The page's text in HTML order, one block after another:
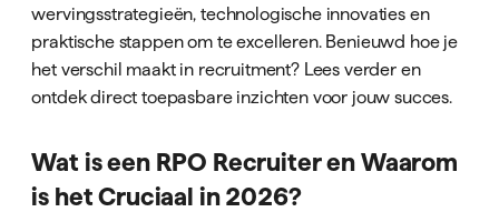
wervingsstrategieën, technologische innovaties en
praktische stappen om te excelleren. Benieuwd hoe je
het verschil maakt in recruitment? Lees verder en
ontdek direct toepasbare inzichten voor jouw succes.
Wat is een RPO Recruiter en Waarom
is het Cruciaal in 2026?